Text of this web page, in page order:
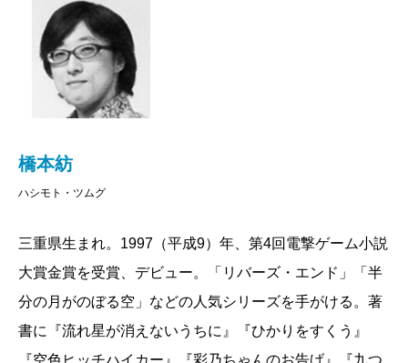
橋本紡
ハシモト・ツムグ
三重県生まれ。1997（平成9）年、第4回電撃ゲーム小説
大賞金賞を受賞、デビュー。「リバーズ・エンド」「半
分の月がのぼる空」などの人気シリーズを手がける。著
書に『流れ星が消えないうちに』『ひかりをすくう』
『空色ヒッチハイカー』『彩乃ちゃんのお告げ』『九つ